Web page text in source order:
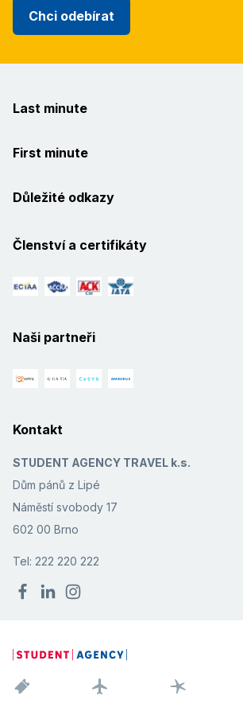
Chci odebírat
Last minute
First minute
Důležité odkazy
Členství a certifikáty
Naši partneři
Kontakt
STUDENT AGENCY TRAVEL k.s.
Dům pánů z Lipé
Náměstí svobody 17
602 00 Brno
Tel: 222 220 222